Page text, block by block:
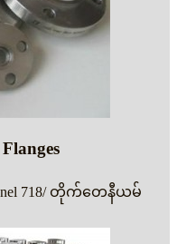
718/ တိုက်တေနီယမ်